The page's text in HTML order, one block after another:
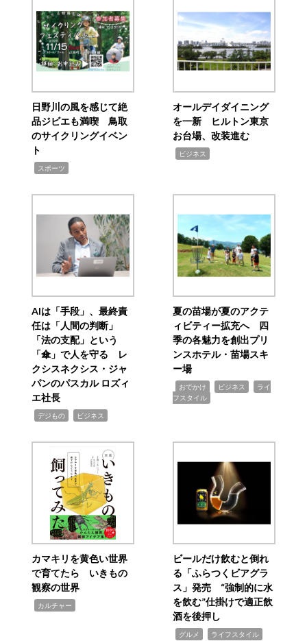
日野川の風を感じて絶
品ジビエも満喫 鳥取
のサイクリングイベン
ト
スポーツ
オールデイダイニング
を一新 ヒルトン東京
お台場、改装進む
ビジネス
AIは「手段」、最終責
任は「人間の判断」
「法の支配」という
「傘」で人を守る レ
クシスネクシス・ジャ
パンのパスカル ロズィ
エ社長
デジもの ビジネス
夏の苗場が夏のアクテ
ィビティー拡充へ 四
季の各魅力を創出プリ
ンスホテル・苗場スキ
ー場
おでかけ ビジネス
ライ
フスタイル
カマキリを黄色い世界
で育てたら いきもの
観察の世界
カルチャー
ビールだけ飲むと倒れ
る「ふらつくビアグラ
ス」発売 “強制的に水
を飲む”仕掛けで適正飲
酒を後押し
グルメ ライフスタイル